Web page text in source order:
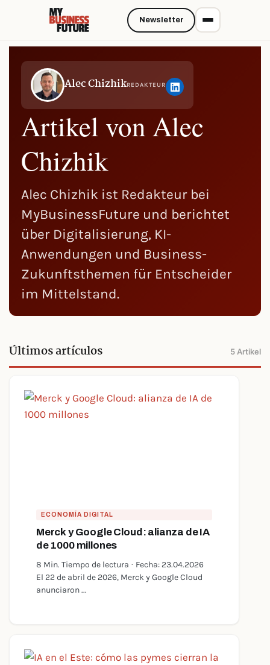
Artikel von Alec
Chizhik
Alec Chizhik ist Redakteur bei
MyBusinessFuture und berichtet
über Digitalisierung, KI-
Anwendungen und Business-
Zukunftsthemen für Entscheider
im Mittelstand.
Alec ChizhikREDAKTEUR
Últimos artículos 5 Artikel
ECONOMÍA DIGITAL
Merck y Google Cloud: alianza de IA
de 1000 millones
8 Min. Tiempo de lectura · Fecha: 23.04.2026
El 22 de abril de 2026, Merck y Google Cloud
anunciaron ...
Newsletter